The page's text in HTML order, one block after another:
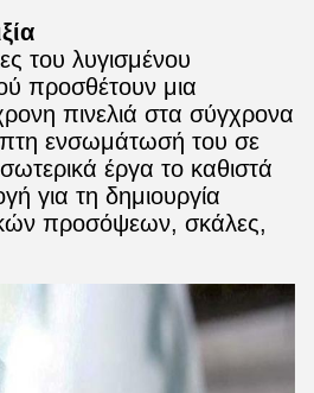
του λυγισμένου
προσθέτουν μια
πινελιά στα σύγχρονα
ενσωμάτωσή του σε
έργα το καθιστά
για τη δημιουργία
προσόψεων, σκάλες,